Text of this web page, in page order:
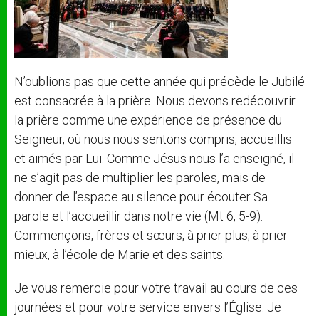
N’oublions pas que cette année qui précède le Jubilé
est consacrée à la prière. Nous devons redécouvrir
la prière comme une expérience de présence du
Seigneur, où nous nous sentons compris, accueillis
et aimés par Lui. Comme Jésus nous l’a enseigné, il
ne s’agit pas de multiplier les paroles, mais de
donner de l’espace au silence pour écouter Sa
parole et l’accueillir dans notre vie (Mt 6, 5-9).
Commençons, frères et sœurs, à prier plus, à prier
mieux, à l’école de Marie et des saints.
Je vous remercie pour votre travail au cours de ces
journées et pour votre service envers l’Église. Je